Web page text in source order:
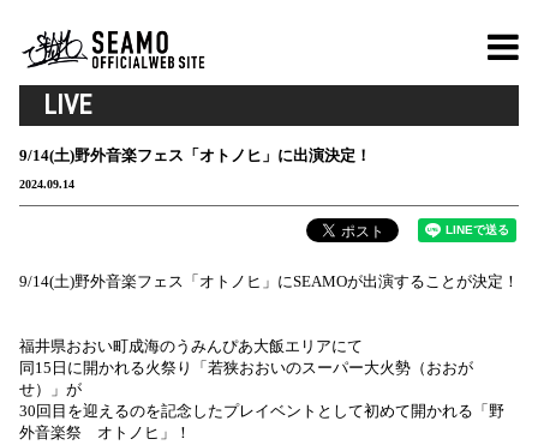
LIVE
9/14(土)野外音楽フェス「オトノヒ」に出演決定！
2024.09.14
9/14(土)野外音楽フェス「オトノヒ」にSEAMOが出演することが決定！
福井県おおい町成海のうみんぴあ大飯エリアにて
同15日に開かれる火祭り「若狭おおいのスーパー大火勢（おおが
せ）」が
30回目を迎えるのを記念したプレイベントとして初めて開かれる「野
外音楽祭 オトノヒ」！